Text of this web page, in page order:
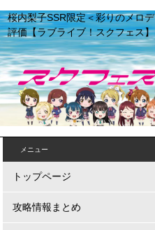
桜内梨子SSR限定＜彩りのメロ
評価【ラブライブ！スクフェス】
メニュー
トップページ
攻略情報まとめ